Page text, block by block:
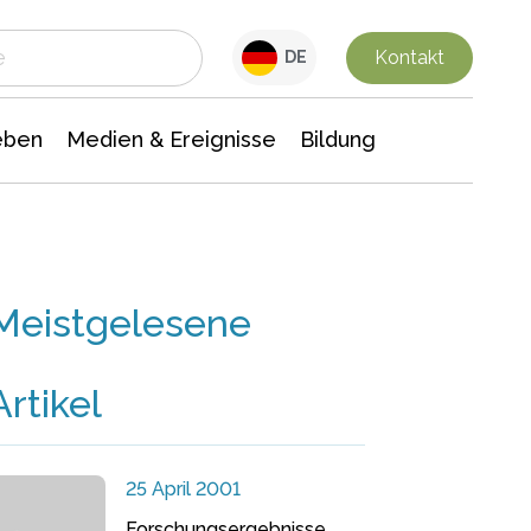
DE Kontakt
Medien & Ereignisse Bildung
25 April 2001